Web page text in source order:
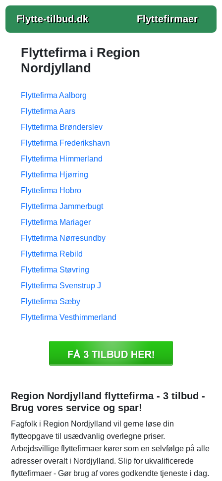
Flytte-tilbud.dk Flyttefirmaer
Flyttefirma i Region
Nordjylland
Flyttefirma Aalborg
Flyttefirma Aars
Flyttefirma Brønderslev
Flyttefirma Frederikshavn
Flyttefirma Himmerland
Flyttefirma Hjørring
Flyttefirma Hobro
Flyttefirma Jammerbugt
Flyttefirma Mariager
Flyttefirma Nørresundby
Flyttefirma Rebild
Flyttefirma Støvring
Flyttefirma Svenstrup J
Flyttefirma Sæby
Flyttefirma Vesthimmerland
Region Nordjylland flyttefirma - 3 tilbud -
Brug vores service og spar!
Fagfolk i Region Nordjylland vil gerne løse din
flytteopgave til usædvanlig overlegne priser.
Arbejdsvillige flyttefirmaer kører som en selvfølge på alle
adresser overalt i Nordjylland. Slip for ukvalificerede
flyttefirmaer - Gør brug af vores godkendte tjeneste i dag.